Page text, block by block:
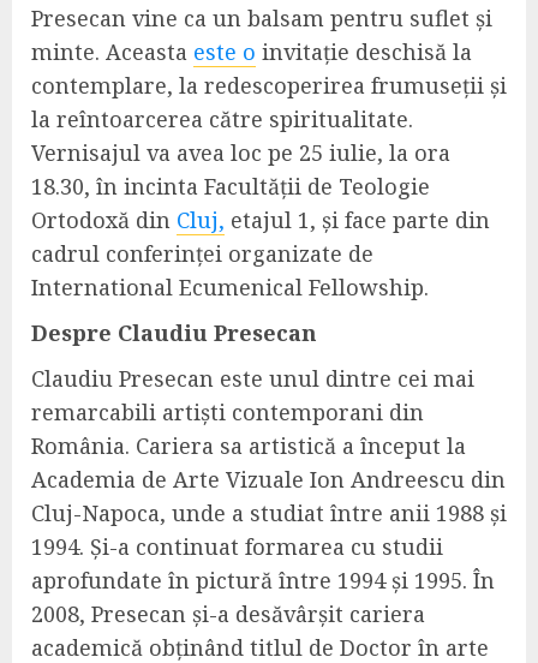
Presecan vine ca un balsam pentru suflet și
minte. Aceasta este o invitație deschisă la
contemplare, la redescoperirea frumuseții și
la reîntoarcerea către spiritualitate.
Vernisajul va avea loc pe 25 iulie, la ora
18.30, în incinta Facultății de Teologie
Ortodoxă din Cluj, etajul 1, și face parte din
cadrul conferinței organizate de
International Ecumenical Fellowship.
Despre Claudiu Presecan
Claudiu Presecan este unul dintre cei mai
remarcabili artiști contemporani din
România. Cariera sa artistică a început la
Academia de Arte Vizuale Ion Andreescu din
Cluj-Napoca, unde a studiat între anii 1988 și
1994. Și-a continuat formarea cu studii
aprofundate în pictură între 1994 și 1995. În
2008, Presecan și-a desăvârșit cariera
academică obținând titlul de Doctor în arte